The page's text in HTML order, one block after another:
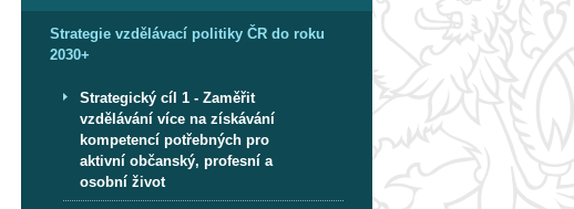
Strategie vzdělávací politiky ČR do roku
2030+
Strategický cíl 1 - Zaměřit
vzdělávání více na získávání
kompetencí potřebných pro
aktivní občanský, profesní a
osobní život